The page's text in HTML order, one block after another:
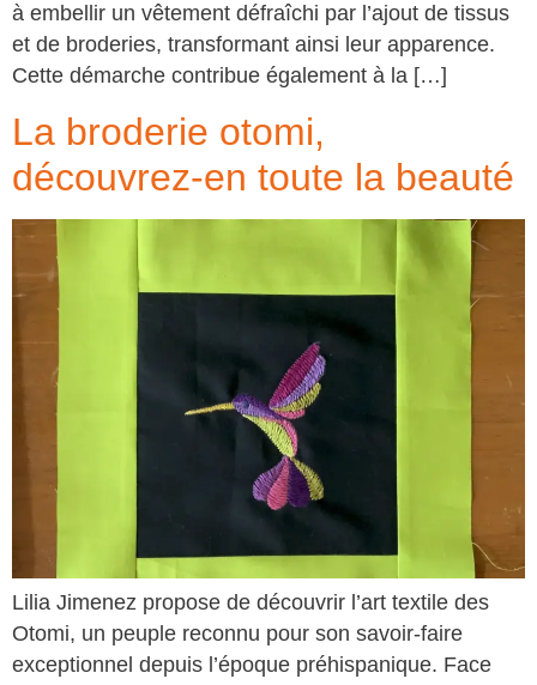
à embellir un vêtement défraîchi par l’ajout de tissus
et de broderies, transformant ainsi leur apparence.
Cette démarche contribue également à la […]
La broderie otomi,
découvrez-en toute la beauté
Lilia Jimenez propose de découvrir l’art textile des
Otomi, un peuple reconnu pour son savoir-faire
exceptionnel depuis l’époque préhispanique. Face